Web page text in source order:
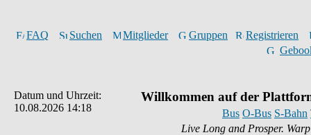
FAQ Suchen Mitglieder Gruppen
Registrieren
Datum und Uhrzeit:
10.08.2026 14:18
Willkommen auf der
Bus O-Bus S-Bahn
Live Long and Prosper.